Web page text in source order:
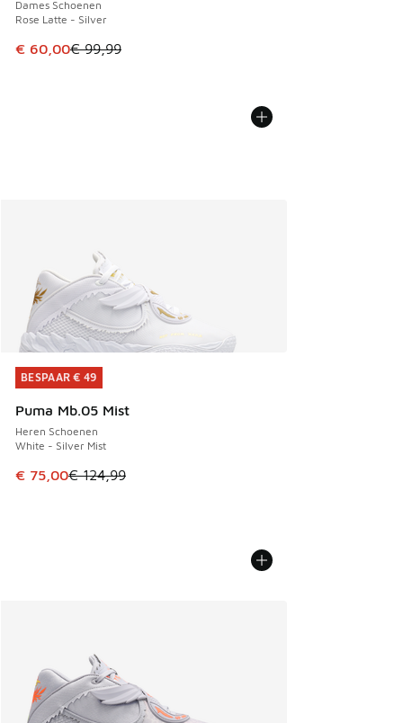
Dames Schoenen
Rose Latte - Silver
Dit artikel is in de uitverkoop. Dit artikel is in de
€ 60,00€ 99,99
BESPAAR € 49
Puma Mb.05 Mist
Heren Schoenen
White - Silver Mist
Dit artikel is in de uitverkoop. Dit artikel is in de
€ 75,00€ 124,99
BESPAAR € 49